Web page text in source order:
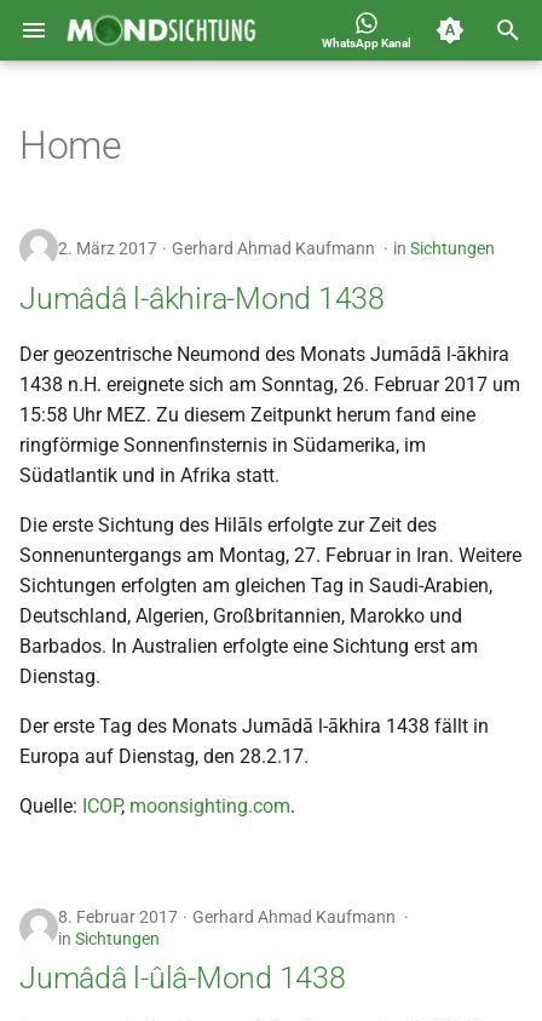
WhatsApp Kanal
e
r
i
n
i
i
l
e
Deutschland 1400-1449 n.H.
2024
2023
2022
2021
2020
2019
2018
2017
2015
2014
2012
Carousel
Islam
Mondsichtung
Sichtungen
Spot
Video
Home
2. März 2017 Gerhard Ahmad Kaufmann in Sichtungen
Jumâdâ l-âkhira-Mond 1438
Der geozentrische Neumond des Monats Jumādā l-ākhira
1438 n.H. ereignete sich am Sonntag, 26. Februar 2017 um
15:58 Uhr MEZ. Zu diesem Zeitpunkt herum fand eine
ringförmige Sonnenfinsternis in Südamerika, im
Südatlantik und in Afrika statt.
Die erste Sichtung des Hilāls erfolgte zur Zeit des
Sonnenuntergangs am Montag, 27. Februar in Iran. Weitere
Sichtungen erfolgten am gleichen Tag in Saudi-Arabien,
Deutschland, Algerien, Großbritannien, Marokko und
Barbados. In Australien erfolgte eine Sichtung erst am
Dienstag.
Der erste Tag des Monats Jumādā l-ākhira 1438 fällt in
Europa auf Dienstag, den 28.2.17.
Quelle: ICOP, moonsighting.com.
8. Februar 2017
Gerhard Ahmad Kaufmann
in Sichtungen
Jumâdâ l-ûlâ-Mond 1438